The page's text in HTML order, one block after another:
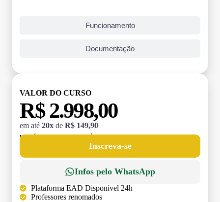
Funcionamento
Documentação
VALOR DO CURSO
R$ 2.998,00
em até 20x de R$ 149,90
MATRÍCULA:
Inscreva-se
Infos pelo WhatsApp
Plataforma EAD Disponível 24h
Professores renomados